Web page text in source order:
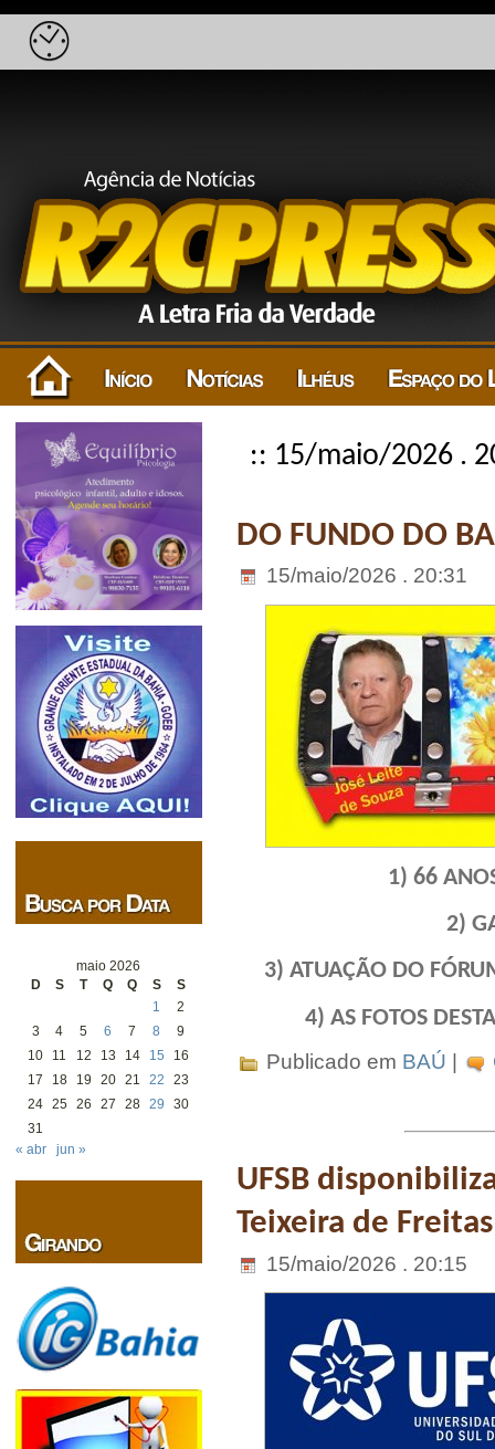
maio 2026
D
S T Q Q S
S
1
2
3
4 5 6 7 8
9
10
11 12 13 14 15
16
17
18 19 20 21 22
23
24 25 26 27 28 29
30
31
« abr
jun »
:: 15/maio/2026 .
DO FUNDO DO
15/maio/2026 . 20:31
1) 66
2)
3) ATUAÇÃO DO
4) AS FOTOS
Publicado em BAÚ
UFSB
Teixeira de
15/maio/2026 . 20:15